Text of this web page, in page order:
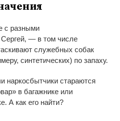
с разными
—в том числе
служебных собак
синтетических) по запаху.
наркосбытчики стараются
»в багажнике или
А как его найти?